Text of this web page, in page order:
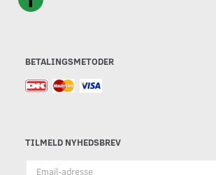
BETALINGSMETODER
TILMELD NYHEDSBREV